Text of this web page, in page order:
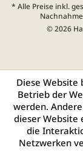
* Alle Preise inkl.
© 2026
Diese Website
Betrieb der
werden.
dieser Website
die
Netzwerken